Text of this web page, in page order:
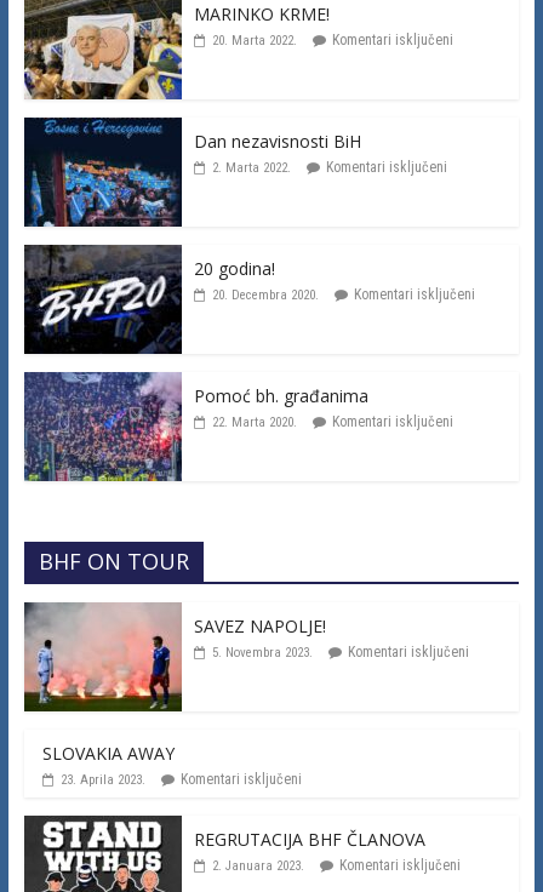
MARINKO KRME!
20. Marta 2022. Komentari isključeni
Dan nezavisnosti BiH
2. Marta 2022. Komentari isključeni
20 godina!
20. Decembra 2020. Komentari isključeni
Pomoć bh. građanima
22. Marta 2020. Komentari isključeni
BHF ON TOUR
SAVEZ NAPOLJE!
5. Novembra 2023. Komentari isključeni
SLOVAKIA AWAY
23. Aprila 2023. Komentari isključeni
REGRUTACIJA BHF ČLANOVA
2. Januara 2023. Komentari isključeni